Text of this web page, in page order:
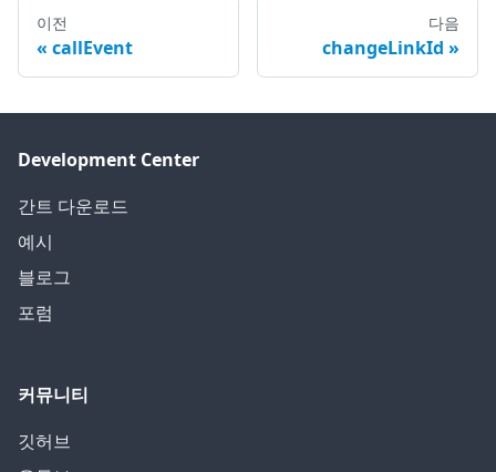
이전
callEvent
다음
changeLinkId
Development Center
간트 다운로드
예시
블로그
포럼
커뮤니티
깃허브